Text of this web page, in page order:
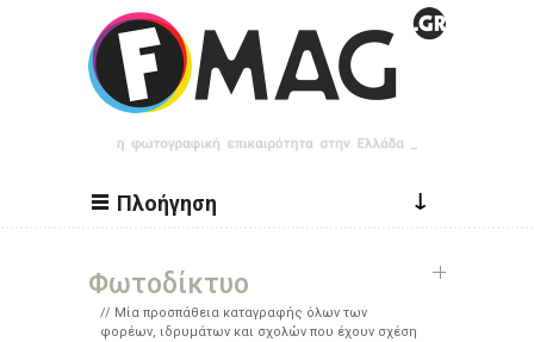
Παράκαμψη προς το κυρίως περιεχόμενο
Πλοήγηση ↓
Φωτοδίκτυο
Μία προσπάθεια καταγραφής όλων των
φορέων, ιδρυμάτων και σχολών που έχουν σχέση